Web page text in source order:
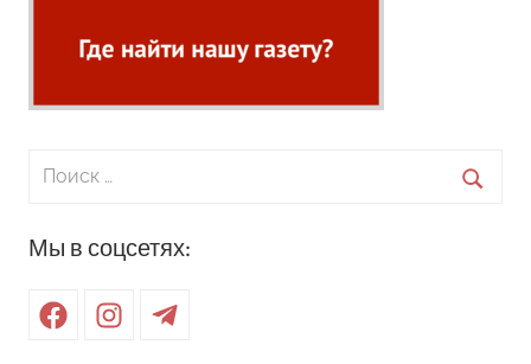
Поиск
Мы в соцсетях:
FacebookInstagramTelegram